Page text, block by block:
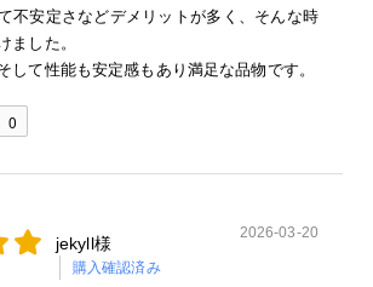
不安定さなどデメリットが多く、そんな時
ました。
して性能も安定感もあり満足な品物です。
0
jekyll様
購入確認済み
2026-03-20